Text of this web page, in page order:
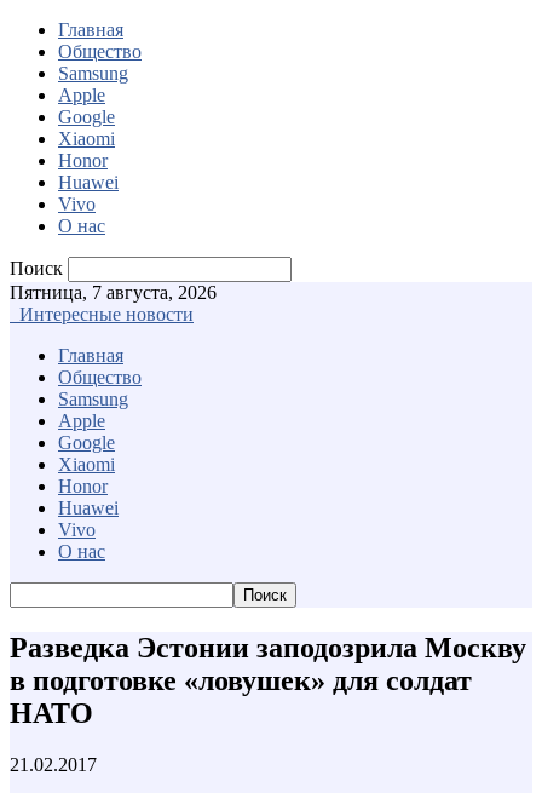
Главная
Общество
Samsung
Apple
Google
Xiaomi
Honor
Huawei
Vivo
О нас
Поиск
Пятница, 7 августа, 2026
Интересные новости
Главная
Общество
Samsung
Apple
Google
Xiaomi
Honor
Huawei
Vivo
О нас
Разведка Эстонии заподозрила Москву
в подготовке «ловушек» для солдат
НАТО
21.02.2017